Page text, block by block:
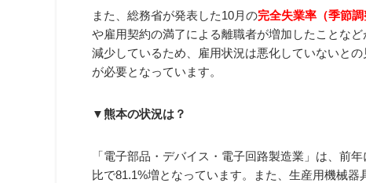
また、総務省が発表した10月の完全失業率（季節
や雇用契約の満了による離職者が増加したことな
減少しているため、雇用状況は悪化していないと
が必要となっています。
▼熊本の状況は？
「電子部品・デバイス・電子回路製造業」は、前
比で81.1%増となっています。また、生産用機械